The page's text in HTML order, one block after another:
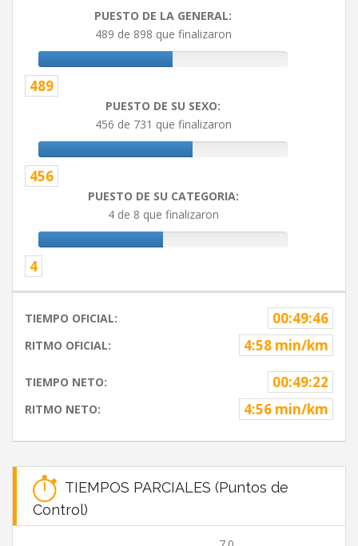
PUESTO DE LA GENERAL:
489 de 898 que finalizaron
489
PUESTO DE SU SEXO:
456 de 731 que finalizaron
456
PUESTO DE SU CATEGORIA:
4 de 8 que finalizaron
4
TIEMPO OFICIAL: 00:49:46
RITMO OFICIAL: 4:58 min/km
TIEMPO NETO: 00:49:22
RITMO NETO: 4:56 min/km
TIEMPOS PARCIALES (Puntos de
Control)